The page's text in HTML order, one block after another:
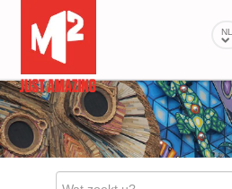
NL
M2 RETAIL
PRODUCTEN